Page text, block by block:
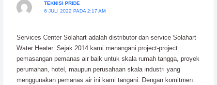
TEKNISI PRIDE
6 JULI 2022 PADA 2:17 AM
Services Center Solahart adalah distributor dan service Solahart
Water Heater. Sejak 2014 kami menangani project-project
pemasangan pemanas air baik untuk skala rumah tangga, proyek
perumahan, hotel, maupun perusahaan skala industri yang
menggunakan pemanas air ini kami tangani. Dengan komitmen